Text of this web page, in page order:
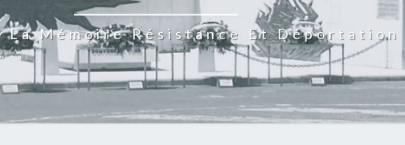
Mémoire Résistance Et Déportation